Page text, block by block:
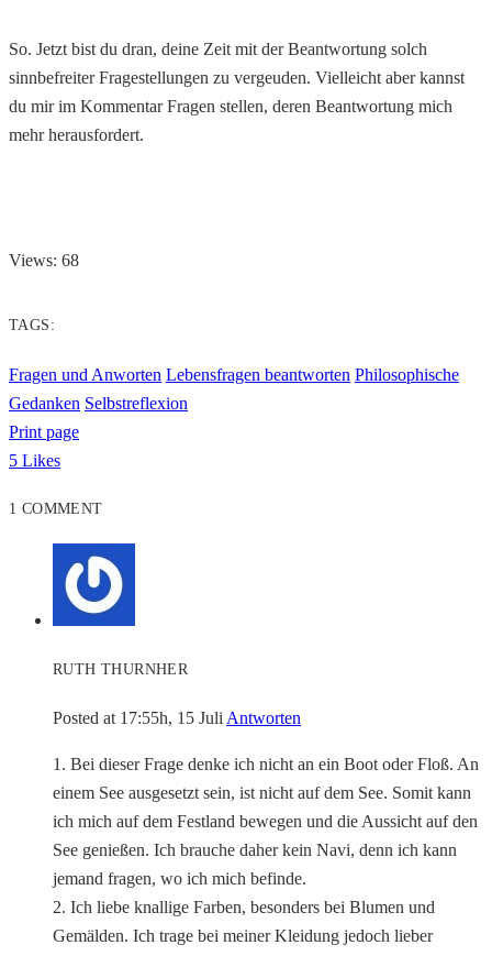
So. Jetzt bist du dran, deine Zeit mit der Beantwortung solch
sinnbefreiter Fragestellungen zu vergeuden. Vielleicht aber kannst
du mir im Kommentar Fragen stellen, deren Beantwortung mich
mehr herausfordert.
Views: 68
TAGS:
Fragen und Anworten Lebensfragen beantworten Philosophische
Gedanken Selbstreflexion
Print page
5 Likes
1 COMMENT
RUTH THURNHER
Posted at 17:55h, 15 Juli Antworten
1. Bei dieser Frage denke ich nicht an ein Boot oder Floß. An
einem See ausgesetzt sein, ist nicht auf dem See. Somit kann
ich mich auf dem Festland bewegen und die Aussicht auf den
See genießen. Ich brauche daher kein Navi, denn ich kann
jemand fragen, wo ich mich befinde.
2. Ich liebe knallige Farben, besonders bei Blumen und
Gemälden. Ich trage bei meiner Kleidung jedoch lieber